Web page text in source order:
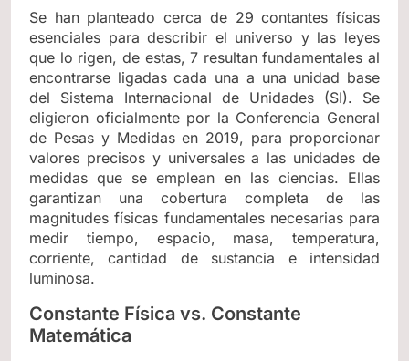
Se han planteado cerca de 29 contantes físicas
esenciales para describir el universo y las leyes
que lo rigen, de estas, 7 resultan fundamentales al
encontrarse ligadas cada una a una unidad base
del Sistema Internacional de Unidades (SI). Se
eligieron oficialmente por la Conferencia General
de Pesas y Medidas en 2019, para proporcionar
valores precisos y universales a las unidades de
medidas que se emplean en las ciencias. Ellas
garantizan una cobertura completa de las
magnitudes físicas fundamentales necesarias para
medir tiempo, espacio, masa, temperatura,
corriente, cantidad de sustancia e intensidad
luminosa.
Constante Física vs. Constante
Matemática